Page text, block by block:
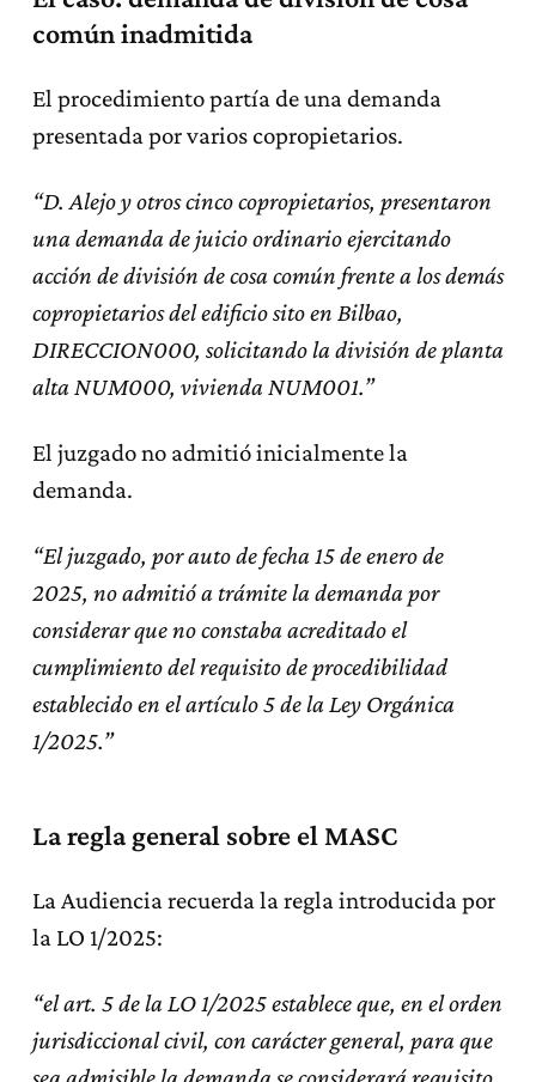
común inadmitida
El procedimiento partía de una demanda
presentada por varios copropietarios.
“D. Alejo y otros cinco copropietarios, presentaron
una demanda de juicio ordinario ejercitando
acción de división de cosa común frente a los demás
copropietarios del edificio sito en Bilbao,
DIRECCION000, solicitando la división de planta
alta NUM000, vivienda NUM001.”
El juzgado no admitió inicialmente la
demanda.
“El juzgado, por auto de fecha 15 de enero de
2025, no admitió a trámite la demanda por
considerar que no constaba acreditado el
cumplimiento del requisito de procedibilidad
establecido en el artículo 5 de la Ley Orgánica
1/2025.”
La regla general sobre el MASC
La Audiencia recuerda la regla introducida por
la LO 1/2025:
“el art. 5 de la LO 1/2025 establece que, en el orden
jurisdiccional civil, con carácter general, para que